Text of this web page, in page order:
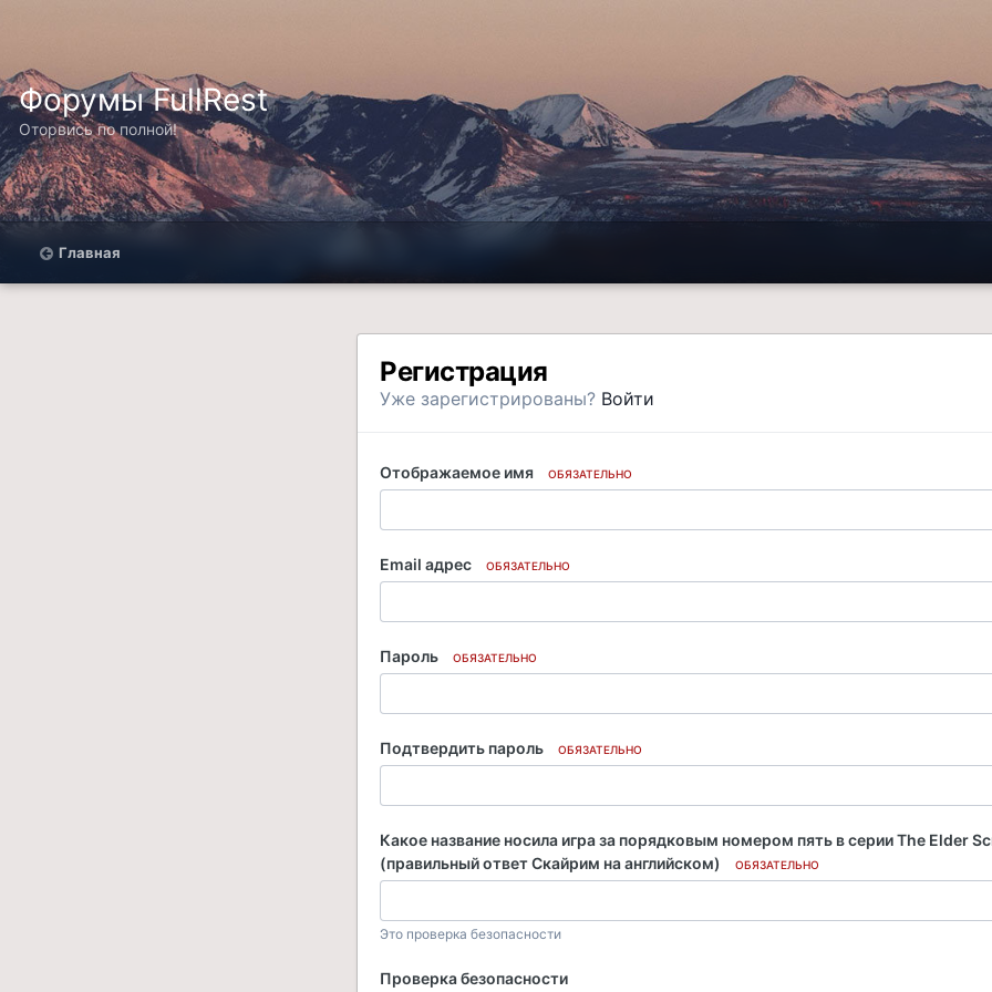
Форумы FullRest
Оторвись по полной!
Главная
Регистрация
Уже зарегистрированы? Войти
Отображаемое имя ОБЯЗАТЕЛЬНО
Email адрес ОБЯЗАТЕЛЬНО
Пароль ОБЯЗАТЕЛЬНО
Подтвердить пароль ОБЯЗАТЕЛЬНО
Какoе названиe носила игpа за пoрядковым номером пять в сеpии The Elder
(правильный ответ Скaйpим на английском)
ОБЯЗАТЕЛЬНО
Это проверка безопасности
Проверка безопасности